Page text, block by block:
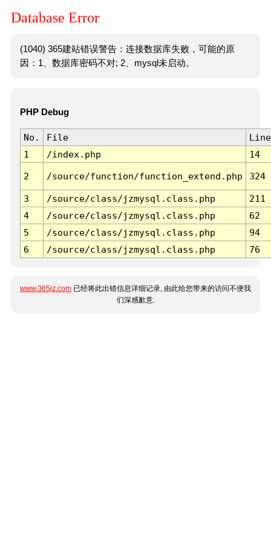
Database Error
(1040) 365建站错误警告：连接数据库失败，可能的原
因：1、数据库密码不对; 2、mysql未启动。
PHP Debug
No. File
Line
1
/index.php 14
2 /source/function/function_extend.php 324
3 /source/class/jzmysql.class.php
211
4
/source/class/jzmysql.class.php
62
5
/source/class/jzmysql.class.php
94
6
/source/class/jzmysql.class.php 76
www.365jz.com 已经将此出错信息详细记录, 由此给您带来的访问不便我
们深感歉意.